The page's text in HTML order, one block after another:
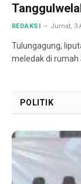
REDAKSI Jumat, 3
Tulungagung,
meledak di rumah
POLITIK